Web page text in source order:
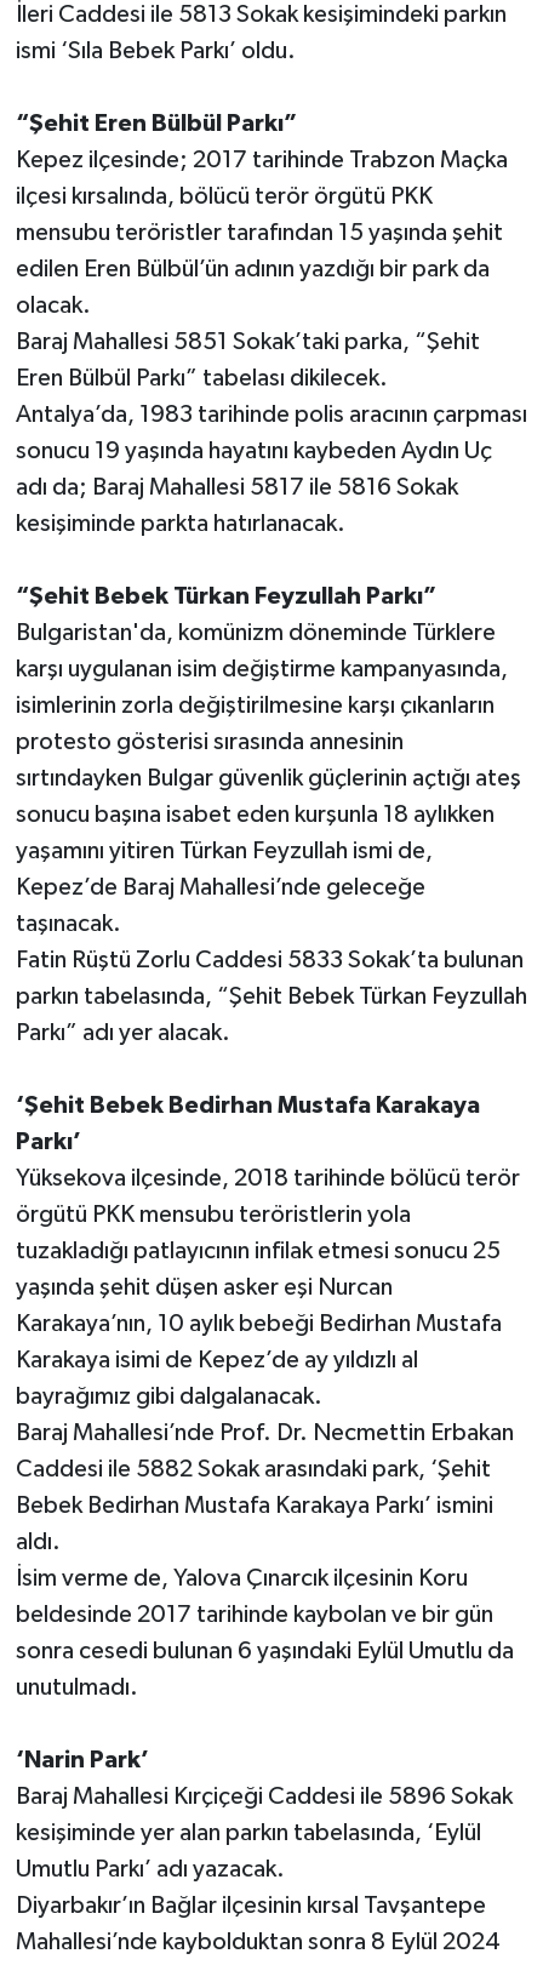
İleri Caddesi ile 5813 Sokak kesişimindeki parkın
ismi ‘Sıla Bebek Parkı’ oldu.
“Şehit Eren Bülbül Parkı”
Kepez ilçesinde; 2017 tarihinde Trabzon Maçka
ilçesi kırsalında, bölücü terör örgütü PKK
mensubu teröristler tarafından 15 yaşında şehit
edilen Eren Bülbül’ün adının yazdığı bir park da
olacak.
Baraj Mahallesi 5851 Sokak’taki parka, “Şehit
Eren Bülbül Parkı” tabelası dikilecek.
Antalya’da, 1983 tarihinde polis aracının çarpması
sonucu 19 yaşında hayatını kaybeden Aydın Uç
adı da; Baraj Mahallesi 5817 ile 5816 Sokak
kesişiminde parkta hatırlanacak.
“Şehit Bebek Türkan Feyzullah Parkı”
Bulgaristan'da, komünizm döneminde Türklere
karşı uygulanan isim değiştirme kampanyasında,
isimlerinin zorla değiştirilmesine karşı çıkanların
protesto gösterisi sırasında annesinin
sırtındayken Bulgar güvenlik güçlerinin açtığı ateş
sonucu başına isabet eden kurşunla 18 aylıkken
yaşamını yitiren Türkan Feyzullah ismi de,
Kepez’de Baraj Mahallesi’nde geleceğe
taşınacak.
Fatin Rüştü Zorlu Caddesi 5833 Sokak’ta bulunan
parkın tabelasında, “Şehit Bebek Türkan Feyzullah
Parkı” adı yer alacak.
‘Şehit Bebek Bedirhan Mustafa Karakaya
Parkı’
Yüksekova ilçesinde, 2018 tarihinde bölücü terör
örgütü PKK mensubu teröristlerin yola
tuzakladığı patlayıcının infilak etmesi sonucu 25
yaşında şehit düşen asker eşi Nurcan
Karakaya’nın, 10 aylık bebeği Bedirhan Mustafa
Karakaya isimi de Kepez’de ay yıldızlı al
bayrağımız gibi dalgalanacak.
Baraj Mahallesi’nde Prof. Dr. Necmettin Erbakan
Caddesi ile 5882 Sokak arasındaki park, ‘Şehit
Bebek Bedirhan Mustafa Karakaya Parkı’ ismini
aldı.
İsim verme de, Yalova Çınarcık ilçesinin Koru
beldesinde 2017 tarihinde kaybolan ve bir gün
sonra cesedi bulunan 6 yaşındaki Eylül Umutlu da
unutulmadı.
‘Narin Park’
Baraj Mahallesi Kırçiçeği Caddesi ile 5896 Sokak
kesişiminde yer alan parkın tabelasında, ‘Eylül
Umutlu Parkı’ adı yazacak.
Diyarbakır’ın Bağlar ilçesinin kırsal Tavşantepe
Mahallesi’nde kaybolduktan sonra 8 Eylül 2024